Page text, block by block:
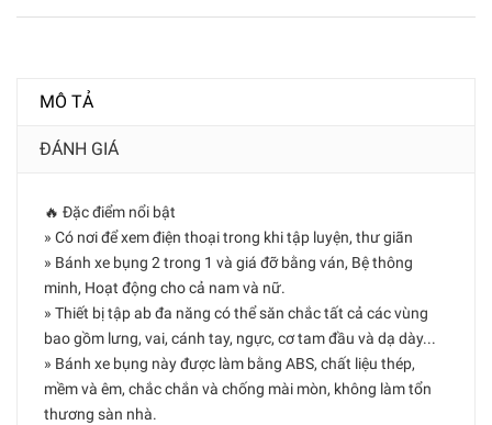
MÔ TẢ
ĐÁNH GIÁ
🔥 Đặc điểm nổi bật
» Có nơi để xem điện thoại trong khi tập luyện, thư giãn
» Bánh xe bụng 2 trong 1 và giá đỡ bằng ván, Bệ thông
minh, Hoạt động cho cả nam và nữ.
» Thiết bị tập ab đa năng có thể săn chắc tất cả các vùng
bao gồm lưng, vai, cánh tay, ngực, cơ tam đầu và dạ dày...
» Bánh xe bụng này được làm bằng ABS, chất liệu thép,
mềm và êm, chắc chắn và chống mài mòn, không làm tổn
thương sàn nhà.